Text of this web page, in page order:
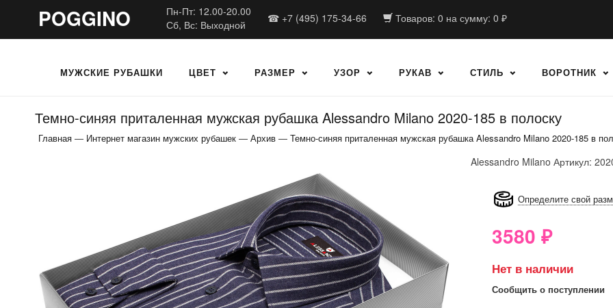
POGGINO
Пн-Пт: 12.00-20.00
Сб, Вс: Выходной
☎ +7 (495) 175-34-66 Товаров: 0 на сумму: 0 ₽
МУЖСКИЕ РУБАШКИ ЦВЕТ РАЗМЕР УЗОР РУКАВ СТИЛЬ ВОРОТНИК
Темно-синяя приталенная мужская рубашка Alessandro Milano 2020-185 в полоску
Главная — Интернет магазин мужских рубашек — Архив — Темно-синяя приталенная мужская рубашка Alessandro Milano 2020-185 в
Alessandro Milano Артикул:
Определите свой
3580 ₽
Нет в наличии
Сообщить о поступлении